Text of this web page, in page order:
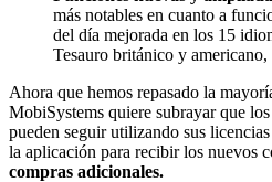
más notables en cuanto a
del día mejorada en los 15
Tesauro británico y
Ahora que hemos repasado la
MobiSystems quiere subrayar que
pueden seguir utilizando sus
la aplicación para recibir los nuevos
compras adicionales.